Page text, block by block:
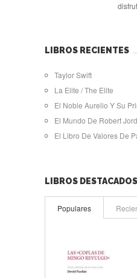
LIBROS RECIENTES
Taylor Swift
La Elite / The Elite
El Noble Aurelio Y Su
El Mundo De Robert
El Libro De Valores De
LIBROS DESTACADOS
Populares